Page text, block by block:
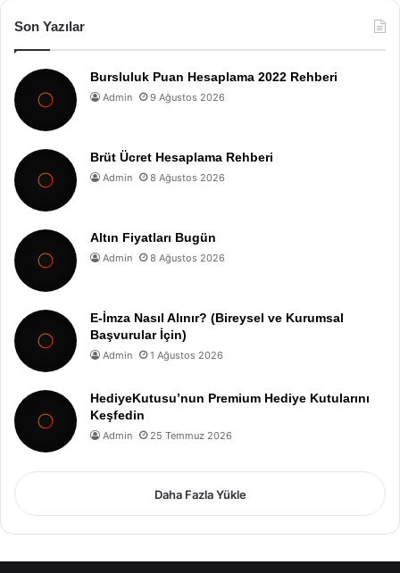
Son Yazılar
Bursluluk Puan Hesaplama 2022 Rehberi
Admin 9 Ağustos 2026
Brüt Ücret Hesaplama Rehberi
Admin 8 Ağustos 2026
Altın Fiyatları Bugün
Admin 8 Ağustos 2026
E-İmza Nasıl Alınır? (Bireysel ve Kurumsal
Başvurular İçin)
Admin 1 Ağustos 2026
HediyeKutusu’nun Premium Hediye Kutularını
Keşfedin
Admin 25 Temmuz 2026
Daha Fazla Yükle